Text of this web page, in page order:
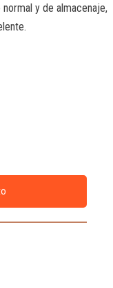
y de almacenaje,